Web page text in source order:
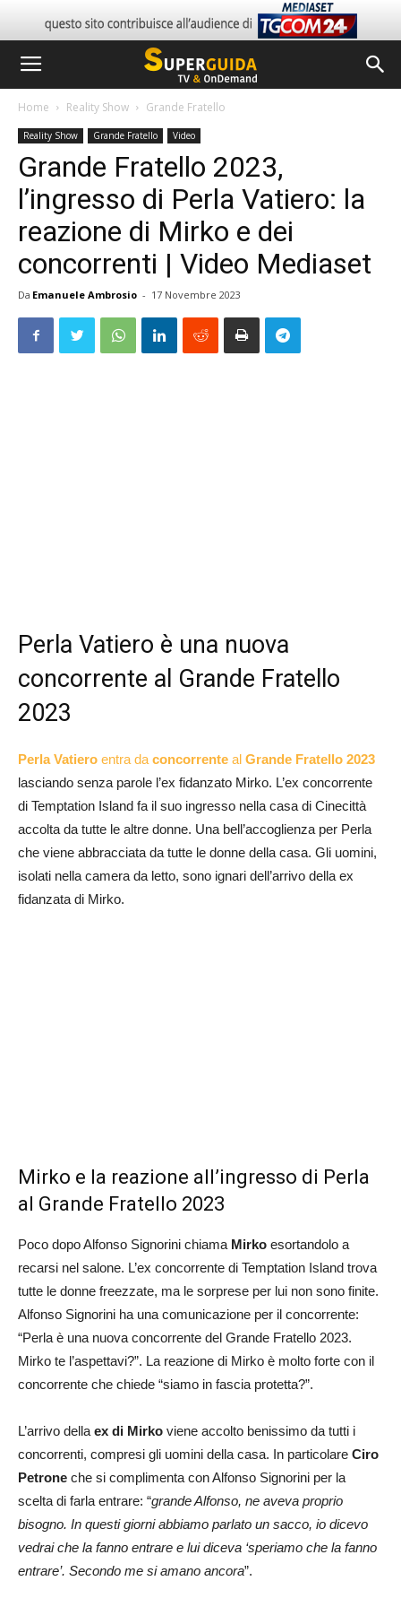
Home Reality Show Grande Fratello
Reality Show Grande Fratello Video
Grande Fratello 2023,
l’ingresso di Perla Vatiero: la
reazione di Mirko e dei
concorrenti | Video Mediaset
Da Emanuele Ambrosio - 17 Novembre 2023
Perla Vatiero è una nuova
concorrente al Grande Fratello
2023
Perla Vatiero entra daconcorrente al Grande Fratello 2023
lasciando senza parole l’ex fidanzato Mirko. L’ex concorrente
di Temptation Island fa il suo ingresso nella casa di Cinecittà
accolta da tutte le altre donne. Una bell’accoglienza per Perla
che viene abbracciata da tutte le donne della casa. Gli uomini,
isolati nella camera da letto, sono ignari dell’arrivo della ex
fidanzata di Mirko.
Mirko e la reazione all’ingresso di Perla
al Grande Fratello 2023
Poco dopo Alfonso Signorini chiama Mirko esortandolo a
recarsi nel salone. L’ex concorrente di Temptation Island trova
tutte le donne freezzate, ma le sorprese per lui non sono finite.
Alfonso Signorini ha una comunicazione per il concorrente:
“Perla è una nuova concorrente del Grande Fratello 2023.
Mirko te l’aspettavi?”. La reazione di Mirko è molto forte con il
concorrente che chiede “siamo in fascia protetta?”.
L’arrivo della ex di Mirko viene accolto benissimo da tutti i
concorrenti, compresi gli uomini della casa. In particolare Ciro
Petrone che si complimenta con Alfonso Signorini per la
scelta di farla entrare: “grande Alfonso, ne aveva proprio
bisogno. In questi giorni abbiamo parlato un sacco, io dicevo
vedrai che la fanno entrare e lui diceva ‘speriamo che la fanno
entrare’. Secondo me si amano ancora”.